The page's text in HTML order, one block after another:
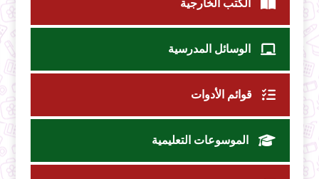
الكتب الخارجية
الوسائل المدرسية
قوائم الأدوات
الموسوعات التعليمية